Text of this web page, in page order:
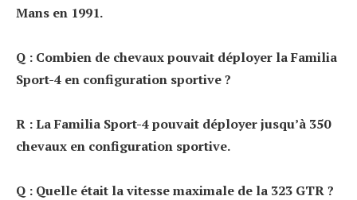
Mans en 1991.
Q : Combien de chevaux pouvait déployer la Familia
Sport-4 en configuration sportive ?
R : La Familia Sport-4 pouvait déployer jusqu’à 350
chevaux en configuration sportive.
Q : Quelle était la vitesse maximale de la 323 GTR ?